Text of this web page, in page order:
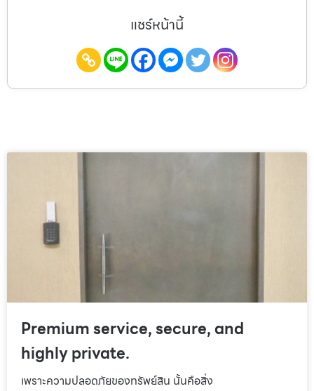
แชร์หน้านี้
Premium service, secure, and
highly private.
เพราะความปลอดภัยของทรัพย์สิน นั้นคือสิ่ง